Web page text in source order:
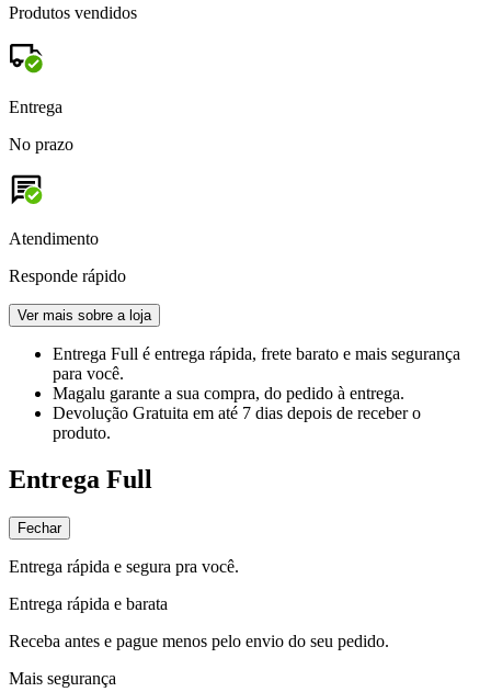
Produtos vendidos
Entrega
No prazo
Atendimento
Responde rápido
Ver mais sobre a loja
Entrega Full é entrega rápida, frete barato e mais segurança
para você.
Magalu garante a sua compra, do pedido à entrega.
Devolução Gratuita em até 7 dias depois de receber o
produto.
Entrega Full
Fechar
Entrega rápida e segura pra você.
Entrega rápida e barata
Receba antes e pague menos pelo envio do seu pedido.
Mais segurança